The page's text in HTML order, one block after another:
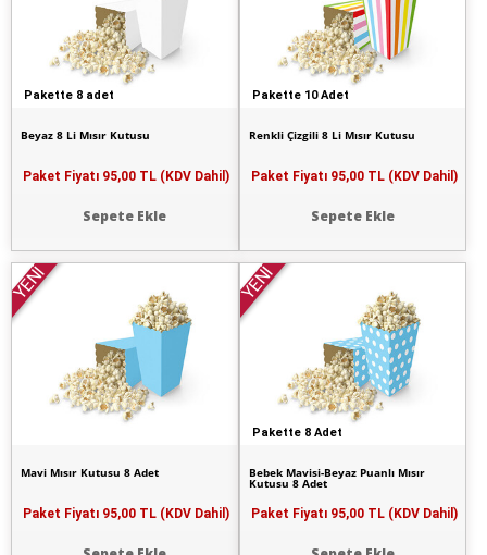
Pakette 8 adet
Beyaz 8 Li Mısır Kutusu
Paket Fiyatı 95,00 TL (KDV Dahil)
Sepete Ekle
Pakette 10 Adet
Renkli Çizgili 8 Li Mısır Kutusu
Paket Fiyatı 95,00 TL (KDV Dahil)
Sepete Ekle
YENİ
Mavi Mısır Kutusu 8 Adet
Paket Fiyatı 95,00 TL (KDV Dahil)
Pakette 8 Adet
YENİ
Bebek Mavisi-Beyaz Puanlı Mısır
Kutusu 8 Adet
Paket Fiyatı 95,00 TL (KDV Dahil)